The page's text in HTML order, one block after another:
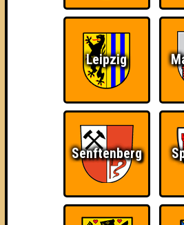
Knapp daneben!Leipzig
Senftenberg